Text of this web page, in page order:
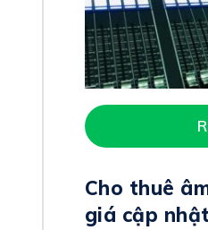
Cho thuê
giá cập